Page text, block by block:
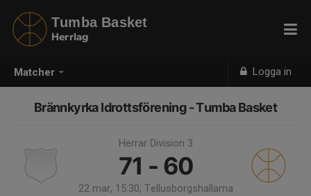
Matcher Logga in
Tumba Basket
Herrlag
Brännkyrka Idrottsförening - Tumba Basket
Herrar Division 3
71 - 60
22 mar, 15:30, Tellusborgshallarna